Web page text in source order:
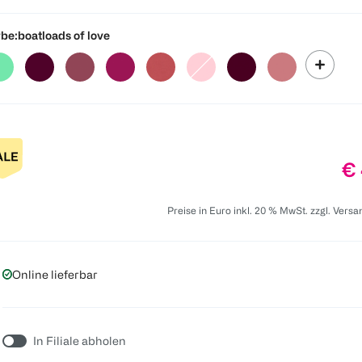
boatloads of love
€
Preise in Euro inkl. 20 % MwSt. zzgl.
Online lieferbar
In Filiale abholen